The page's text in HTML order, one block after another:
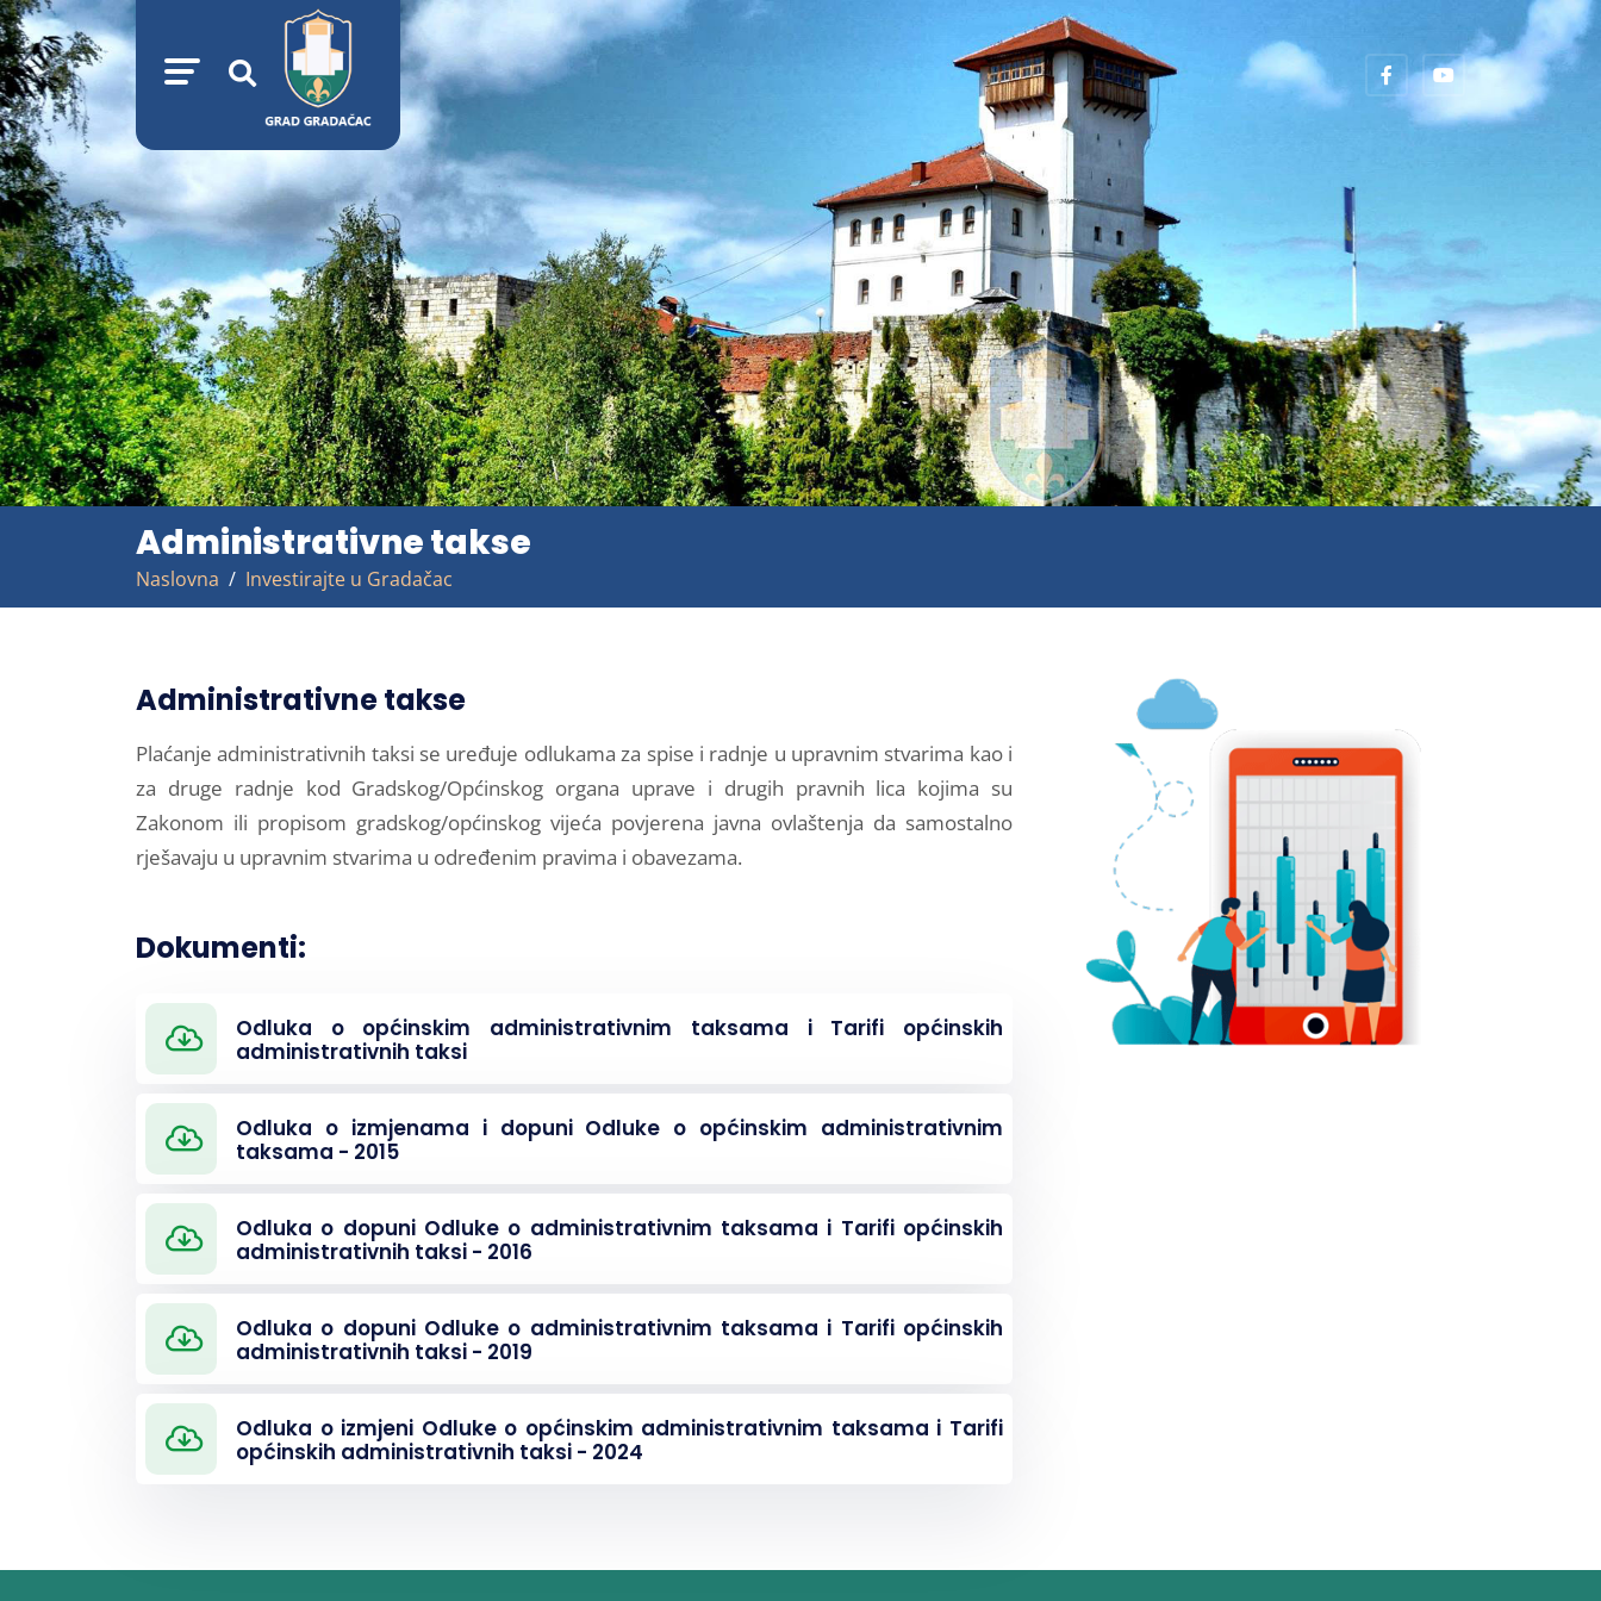
Administrativne takse
Naslovna Investirajte u Gradačac
Administrativne takse
Plaćanje administrativnih taksi se uređuje odlukama za spise i radnje u upravnim stvarima kao i
za druge radnje kod Gradskog/Općinskog organa uprave i drugih pravnih lica kojima su
Zakonom ili propisom gradskog/općinskog vijeća povjerena javna ovlaštenja da samostalno
rješavaju u upravnim stvarima u određenim pravima i obavezama.
Dokumenti:
Odluka o općinskim administrativnim taksama i Tarifi općinskih
administrativnih taksi
Odluka o izmjenama i dopuni Odluke o općinskim administrativnim
taksama - 2015
Odluka o dopuni Odluke o administrativnim taksama i Tarifi općinskih
administrativnih taksi - 2016
Odluka o dopuni Odluke o administrativnim taksama i Tarifi općinskih
administrativnih taksi - 2019
Odluka o izmjeni Odluke o općinskim administrativnim taksama i Tarifi
općinskih administrativnih taksi - 2024